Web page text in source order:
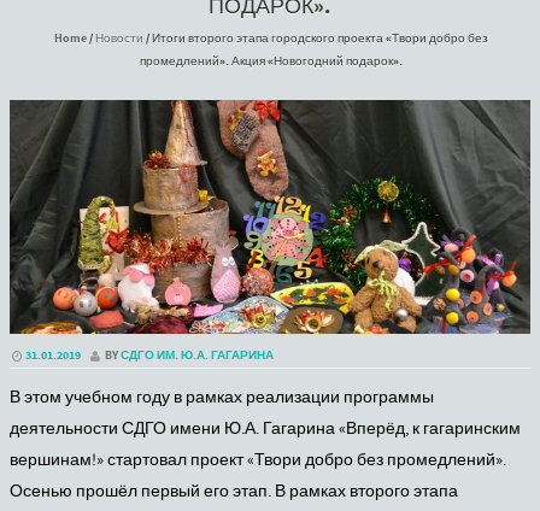
ПОДАРОК».
Home/Новости /Итоги второго этапа городского проекта «Твори добро без
промедлений». Акция «Новогодний подарок».
31.01.2019 BYСДГО ИМ. Ю.А. ГАГАРИНА
В этом учебном году в рамках реализации программы
деятельности СДГО имени Ю.А. Гагарина «Вперёд, к гагаринским
вершинам!» стартовал проект «Твори добро без промедлений».
Осенью прошёл первый его этап. В рамках второго этапа